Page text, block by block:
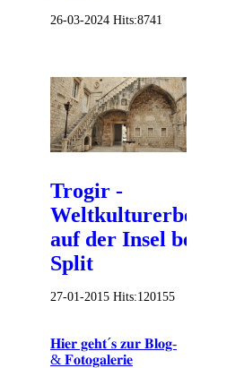
26-03-2024 Hits:8741
Trogir -
Weltkulturerbestadt
auf der Insel bei
Split
27-01-2015 Hits:120155
𝐇𝐢𝐞𝐫 𝐠𝐞𝐡𝐭´𝐬 𝐳𝐮𝐫 𝐁𝐥𝐨𝐠-
& 𝐅𝐨𝐭𝐨𝐠𝐚𝐥𝐞𝐫𝐢𝐞